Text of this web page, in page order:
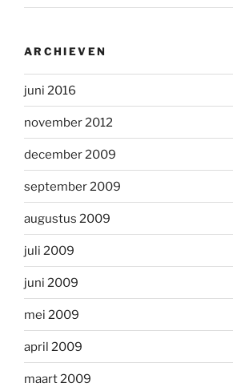
ARCHIEVEN
juni 2016
november 2012
december 2009
september 2009
augustus 2009
juli 2009
juni 2009
mei 2009
april 2009
maart 2009